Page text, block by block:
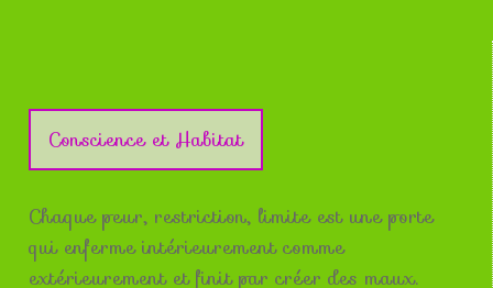
Conscience et Habitat
Chaque peur, restriction, limite est une porte
qui enferme intérieurement comme
extérieurement et finit par créer des maux.